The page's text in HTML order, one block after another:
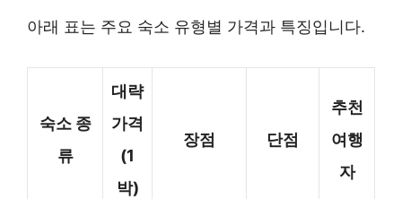
아래 표는 주요 숙소 유형별 가격과 특징입니다.
숙소 종
류
대략
가격
(1
박)
장점 단점
추천
여행
자